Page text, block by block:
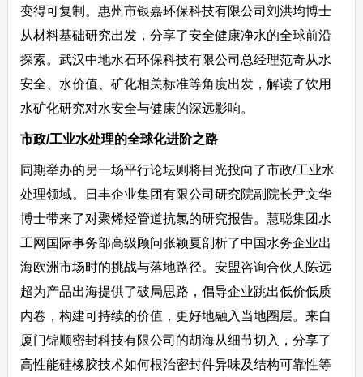
变得可复制。惠州市银嘉环保科技有限公司刘洪均博士
从材料基础研究出发，分享了安全健康净水的全球前沿
探索。武汉中地水石环保科技有限公司总经理范奇从水
安全、水价值、矿化相关标准等角度出发，解读了饮用
水矿化研究对水安全与健康的深远影响。
市政/工业水处理的全球化进阶之路
同期举办的另一场平行论坛则将目光投向了市政/工业水
处理领域。日丰企业集团有限公司研究院副院长尹文华
博士带来了对聚烯烃管道抗氯的研究报告。慧聪集团水
工网国际事务部高级顾问张颖夏剖析了中国水务企业出
海欧洲市场时的挑战与落地路径。安盟咨询合伙人陈远
超为产品出海提供了破局思路，倡导企业跳出低价低质
内卷，构建可持续的价值，更好地融入当地圈层。来自
厦门锦顺密封科技有限公司的胡海从细节切入，分享了
高性能硅橡胶技术如何根治密封件异味及结构可靠性等